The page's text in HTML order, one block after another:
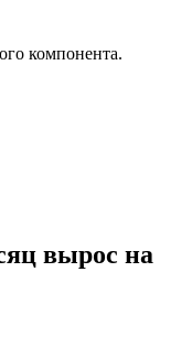
компонента.
вырос на